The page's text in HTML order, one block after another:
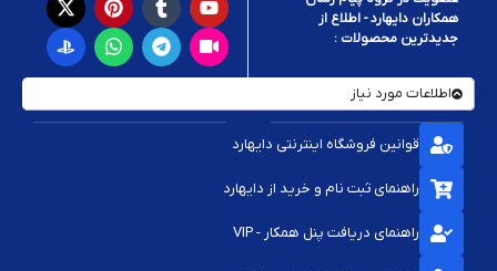
همکاران دایهارد - اطلاع از
جدیدترین محصولات :
اطلاعات مورد نیاز
قوانین فروشگاه اینترنتی دایهارد
راهنمای ثبت نام و خرید از دایهارد
راهنمای دریافت پنل همکار - VIP